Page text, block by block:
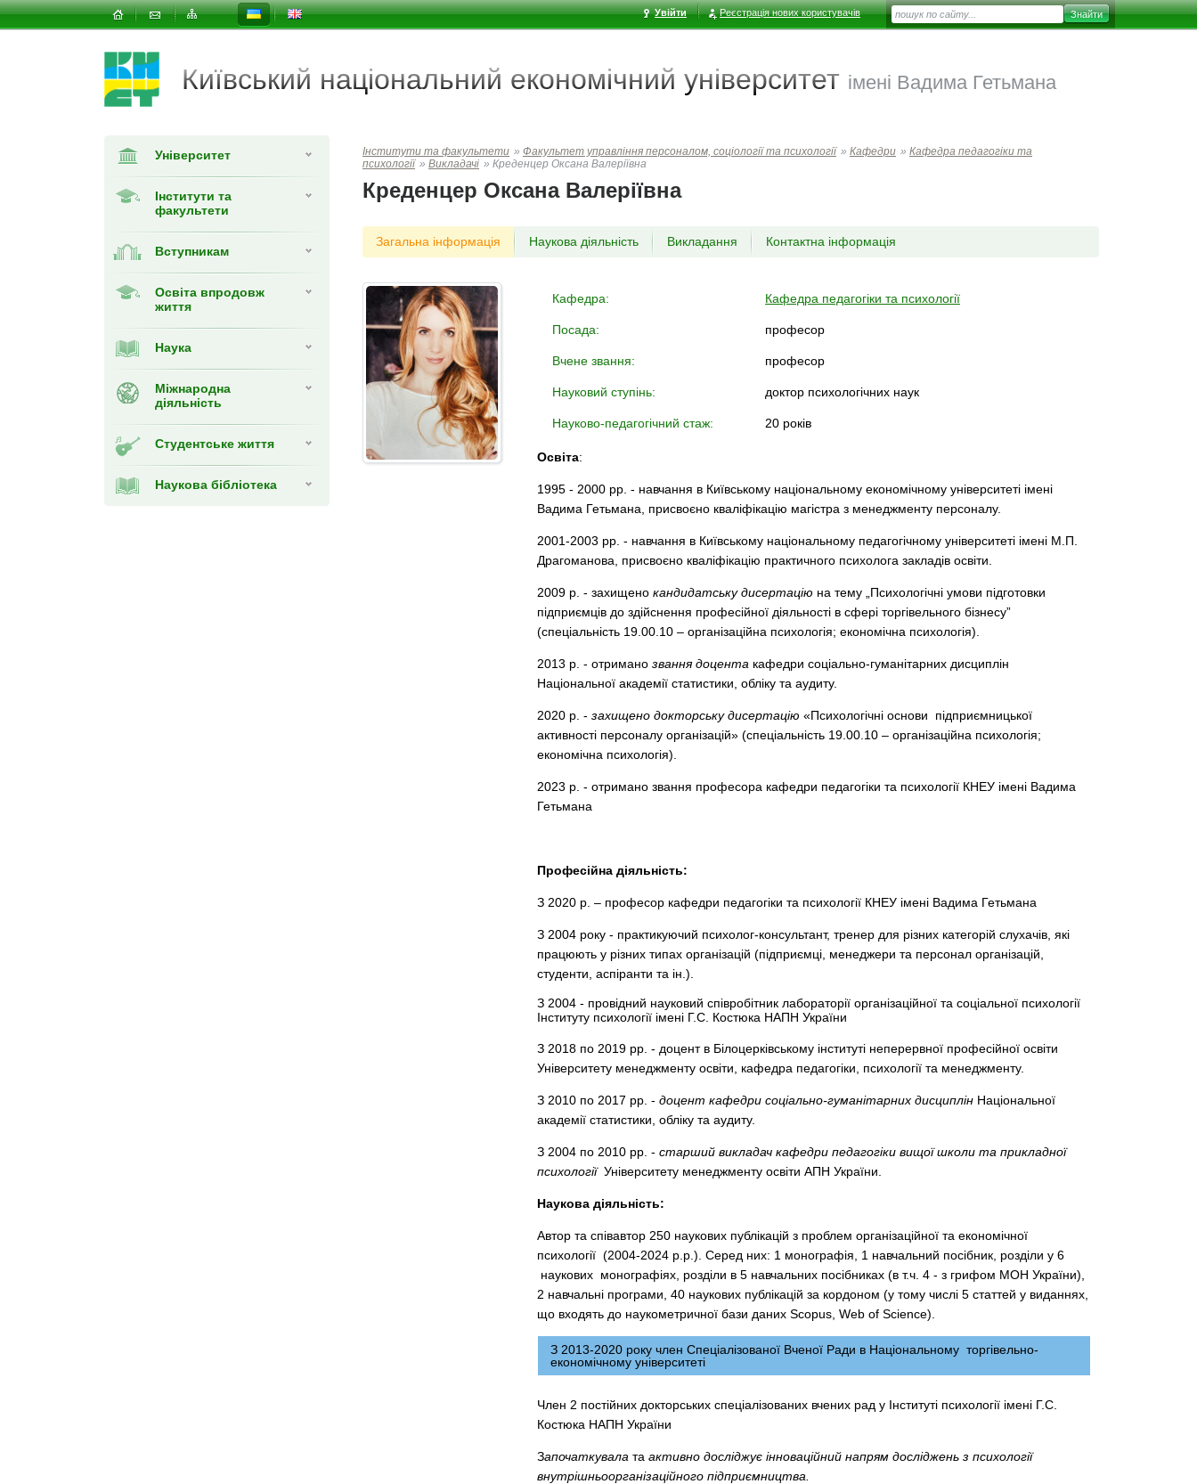
Увійти Реєстрація нових користувачів
Київський національний економічний університет імені Вадима Гетьмана
Університет
Інститути та
факультети
Вступникам
Освіта впродовж
життя
Наука
Міжнародна
діяльність
Студентське життя
Наукова бібліотека
Інститути та факультети » Факультет управлiння персоналом, соціології та психології » Кафедри » Кафедра педагогіки та
психології » Викладачі » Креденцер Оксана Валеріївна
Креденцер Оксана Валеріївна
Загальна інформація Наукова діяльність Викладання Контактна інформація
Кафедра: Кафедра педагогіки та психології
Посада: професор
Вчене звання: професор
Науковий ступінь: доктор психологічних наук
Науково-педагогічний стаж: 20 років
Освіта:
1995 - 2000 рр. - навчання в Київському національному економічному університеті імені
Вадима Гетьмана, присвоєно кваліфікацію магістра з менеджменту персоналу.
2001-2003 рр. - навчання в Київському національному педагогічному університеті імені М.П.
Драгоманова, присвоєно кваліфікацію практичного психолога закладів освіти.
2009 р. - захищено кандидатську дисертацію на тему „Психологічні умови підготовки
підприємців до здійснення професійної діяльності в сфері торгівельного бізнесу”
(спеціальність 19.00.10 – організаційна психологія; економічна психологія).
2013 р. - отримано звання доцента кафедри соціально-гуманітарних дисциплін
Національної академії статистики, обліку та аудиту.
2020 р. - захищено докторську дисертацію «Психологічні основи підприємницької
активності персоналу організацій» (спеціальність 19.00.10 – організаційна психологія;
економічна психологія).
2023 р. - отримано звання професора кафедри педагогіки та психології КНЕУ імені Вадима
Гетьмана
Професійна діяльність:
З 2020 р. – професор кафедри педагогіки та психології КНЕУ імені Вадима Гетьмана
З 2004 року - практикуючий психолог-консультант, тренер для різних категорій слухачів, які
працюють у різних типах організацій (підприємці, менеджери та персонал організацій,
студенти, аспіранти та ін.).
З 2004 - провідний науковий співробітник лабораторії організаційної та соціальної психології
Інституту психології імені Г.С. Костюка НАПН України
З 2018 по 2019 рр. - доцент в Білоцерківському інституті неперервної професійної освіти
Університету менеджменту освіти, кафедра педагогіки, психології та менеджменту.
З 2010 по 2017 рр. - доцент кафедри соціально-гуманітарних дисциплін Національної
академії статистики, обліку та аудиту.
З 2004 по 2010 рр. - старший викладач кафедри педагогіки вищої школи та прикладної
психологіїУніверситету менеджменту освіти АПН України.
Наукова діяльність:
Автор та співавтор 250 наукових публікацій з проблем організаційної та економічної
психології (2004-2024 р.р.). Серед них: 1 монографія, 1 навчальний посібник, розділи у 6
наукових монографіях, розділи в 5 навчальних посібниках (в т.ч. 4 - з грифом МОН України),
2 навчальні програми, 40 наукових публікацій за кордоном (у тому числі 5 статтей у виданнях,
що входять до наукометричної бази даних Scopus, Web of Science).
З 2013-2020 року член Спеціалізованої Вченої Ради в Національному торгівельно-
економічному університеті
Член 2 постійних докторських спеціалізованих вчених рад у Інституті психології імені Г.С.
Костюка НАПН України
Започаткувала та активно досліджує інноваційний напрям досліджень з психології
внутрішньоорганізаційного підприємництва.